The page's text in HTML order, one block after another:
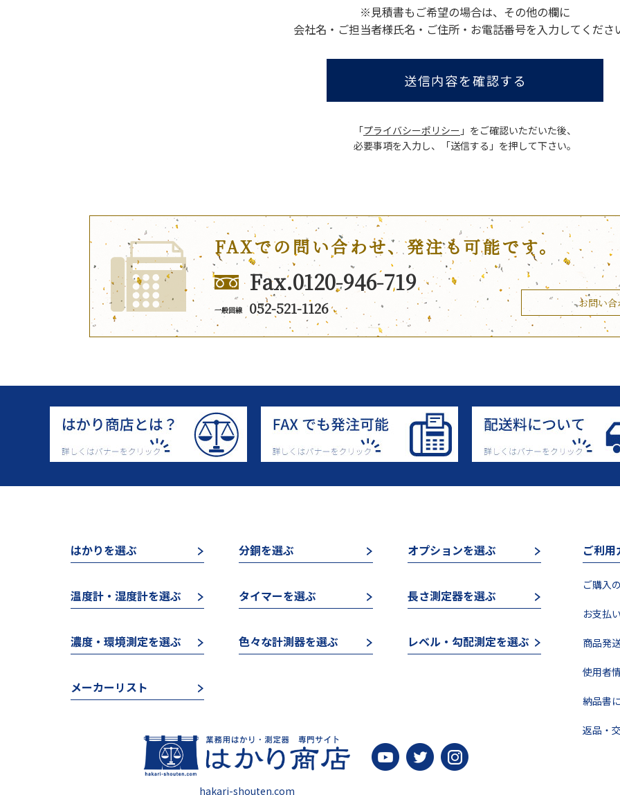
※見積書もご希望の場合は、その他の欄に
会社名・ご担当者様氏名・ご住所・お電話番号を入力してくださ
送信内容を確認する
「プライバシーポリシー 」をご確認いただいた後、
必要事項を入力し、「送信する」を押して下さい。
FAXでの問い合わせ、発注も可能です。
Fax.0120-946-719
一般回線 052-521-1126 お問い合
はかりを選ぶ 分銅を選ぶ オプションを選ぶ
温度計・湿度計を選ぶ タイマーを選ぶ 長さ測定器を選ぶ
濃度・環境測定を選ぶ 色々な計測器を選ぶ レベル・勾配測定を選ぶ
メーカーリスト
hakari-shouten.com
ご利用
ご購入
お支払
商品発
使用者
納品書
返品・